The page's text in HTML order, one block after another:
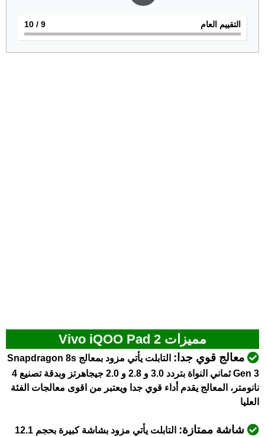
التقييم العام 9
/ 10
مميزات Vivo iQOO Pad 2
معالج قوي جدا:
التابلت يأتي مزود بمعالج Snapdragon 8s
Gen 3 ثماني النواة بتردد 3.0 و 2.8 و 2.0 جيجاهرتز وبدقة تصنيع 4
نانومتر، المعالج يقدم أداء قوي جدا ويعتبر من اقوى معالجات الفئة
العليا
شاشة ممتازة:
التابلت يأتي مزود بشاشة كبيرة بحجم 12.1